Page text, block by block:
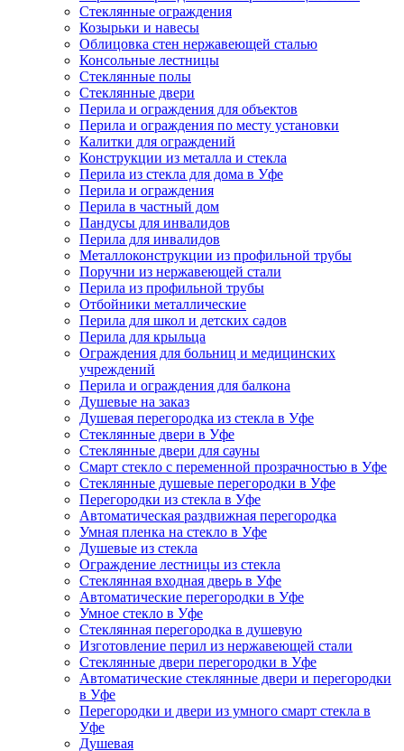
Стеклянные ограждения
Козырьки и навесы
Облицовка стен нержавеющей сталью
Консольные лестницы
Стеклянные полы
Стеклянные двери
Перила и ограждения для объектов
Перила и ограждения по месту установки
Калитки для ограждений
Конструкции из металла и стекла
Перила из стекла для дома в Уфе
Перила и ограждения
Перила в частный дом
Пандусы для инвалидов
Перила для инвалидов
Металлоконструкции из профильной трубы
Поручни из нержавеющей стали
Перила из профильной трубы
Отбойники металлические
Перила для школ и детских садов
Перила для крыльца
Ограждения для больниц и медицинских
учреждений
Перила и ограждения для балкона
Душевые на заказ
Душевая перегородка из стекла в Уфе
Стеклянные двери в Уфе
Стеклянные двери для сауны
Смарт стекло с переменной прозрачностью в Уфе
Стеклянные душевые перегородки в Уфе
Перегородки из стекла в Уфе
Автоматическая раздвижная перегородка
Умная пленка на стекло в Уфе
Душевые из стекла
Ограждение лестницы из стекла
Стеклянная входная дверь в Уфе
Автоматические перегородки в Уфе
Умное стекло в Уфе
Стеклянная перегородка в душевую
Изготовление перил из нержавеющей стали
Стеклянные двери перегородки в Уфе
Автоматические стеклянные двери и перегородки
в Уфе
Перегородки и двери из умного смарт стекла в
Уфе
Душевая